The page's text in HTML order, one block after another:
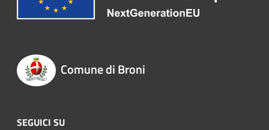
Comune di Broni
SEGUICI SU